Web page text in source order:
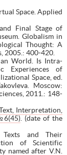
Space. Applied
Final Stage of
Globalism in
Thought: A
2005.: 400-420.
World. Is Intra-
Experiences of
Space, ed.
Moscow:
2011.: 148-
Interpretation,
. (date of the
Texts and Their
of Scientific
named after V.N.